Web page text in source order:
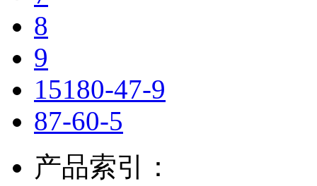
8
9
15180-47-9
87-60-5
产品索引：